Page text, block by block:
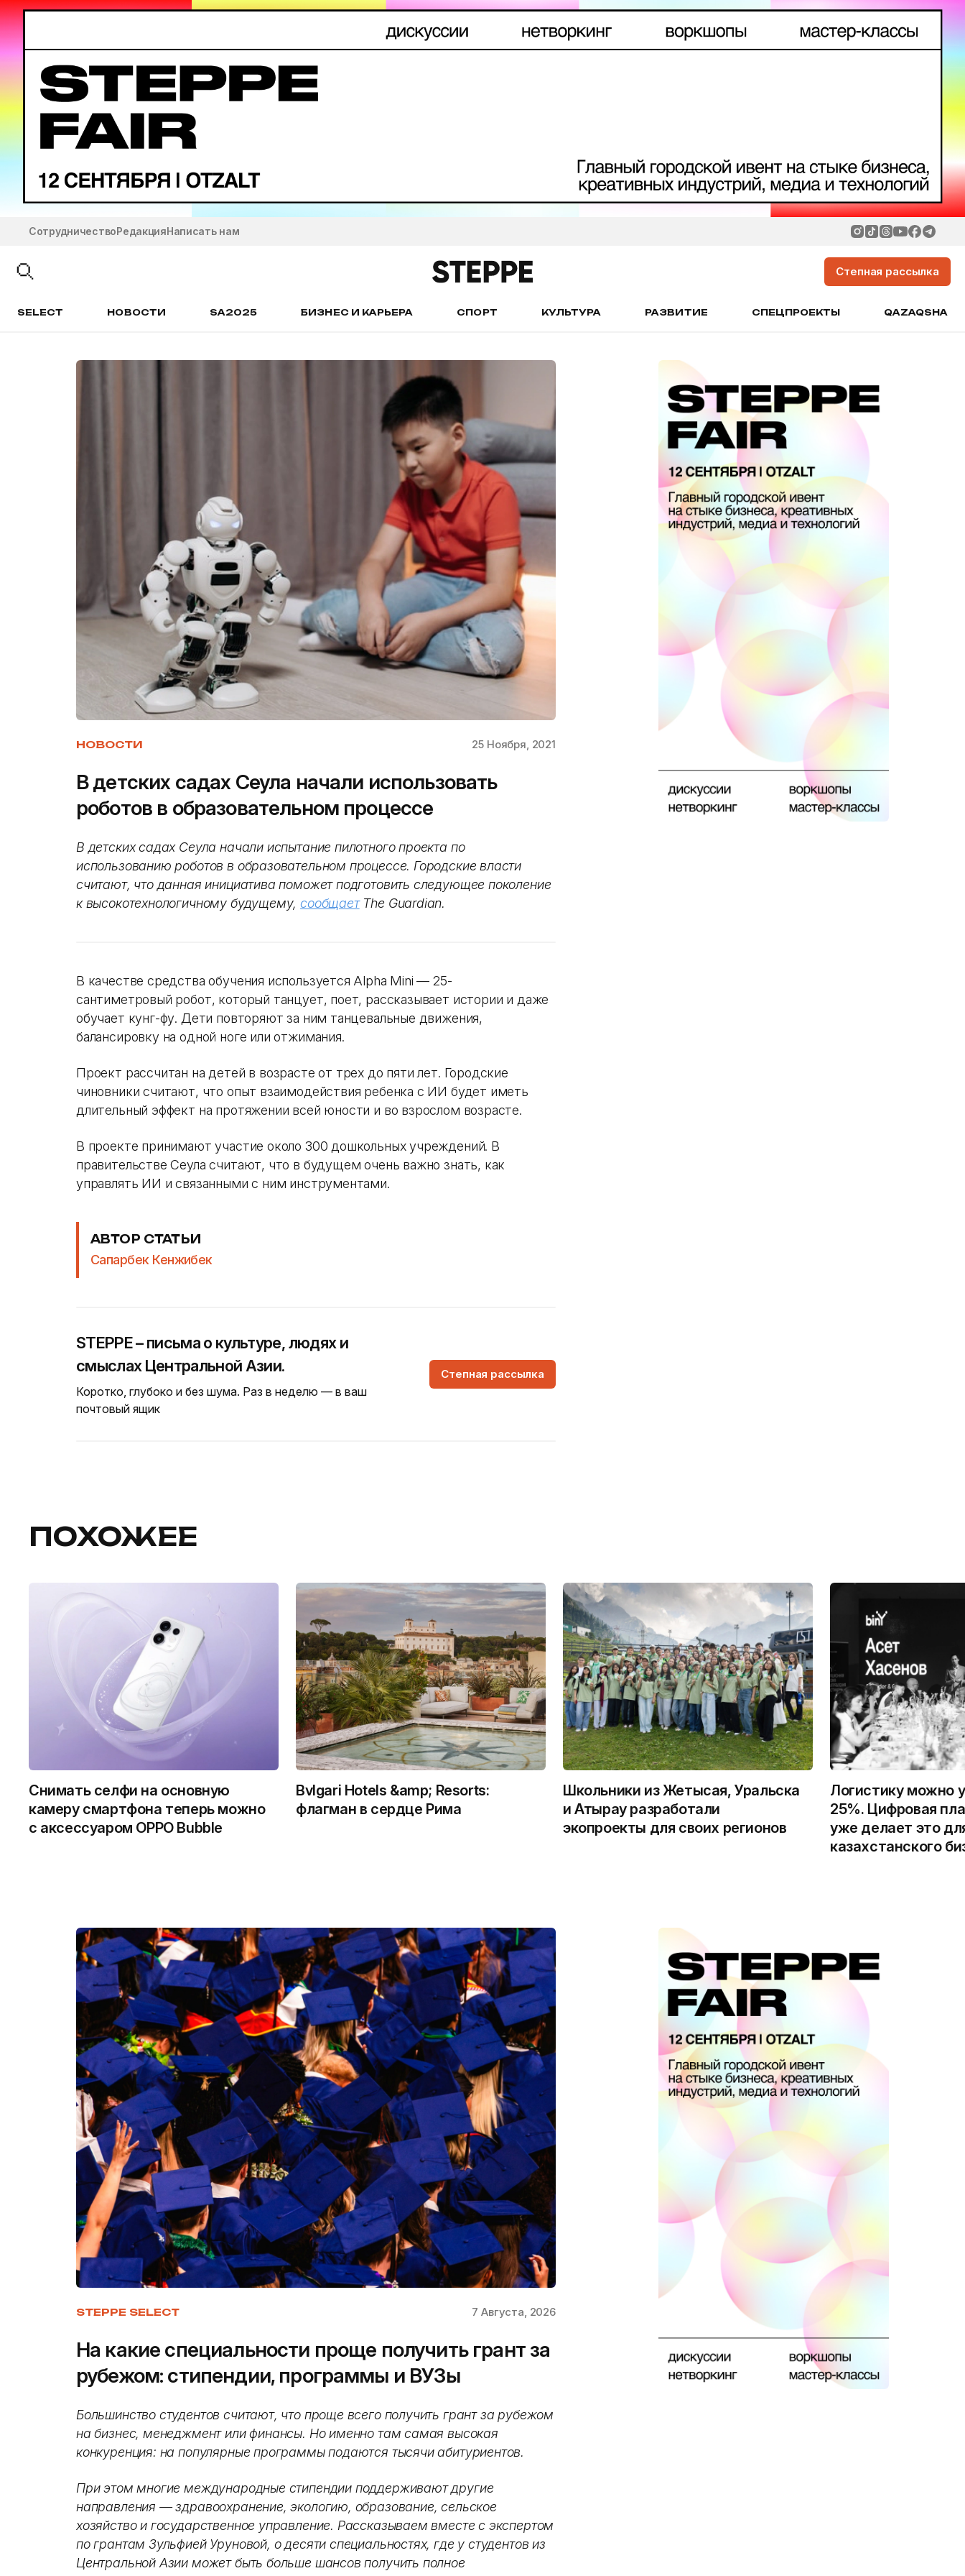
СотрудничествоРедакцияНаписать нам
Степная рассылка
SELECT НОВОСТИ SA2025 БИЗНЕС И КАРЬЕРА СПОРТ КУЛЬТУРА РАЗВИТИЕ СПЕЦПРОЕКТЫ QAZAQSHA
НОВОСТИ 25 Ноября, 2021
В детских садах Сеула начали использовать
роботов в образовательном процессе
В детских садах Сеула начали испытание пилотного проекта по
использованию роботов в образовательном процессе. Городские власти
считают, что данная инициатива поможет подготовить следующее поколение
к высокотехнологичному будущему,сообщаетThe Guardian.
В качестве средства обучения используется Alpha Mini — 25-
сантиметровый робот, который танцует, поет, рассказывает истории и даже
обучает кунг-фу. Дети повторяют за ним танцевальные движения,
балансировку на одной ноге или отжимания.
Проект рассчитан на детей в возрасте от трех до пяти лет. Городские
чиновники считают, что опыт взаимодействия ребенка с ИИ будет иметь
длительный эффект на протяжении всей юности и во взрослом возрасте.
В проекте принимают участие около 300 дошкольных учреждений. В
правительстве Сеула считают, что в будущем очень важно знать, как
управлять ИИ и связанными с ним инструментами.
АВТОР СТАТЬИ
Сапарбек Кенжибек
STEPPE – письма о культуре, людях и
смыслах Центральной Азии.
Коротко, глубоко и без шума. Раз в неделю — в ваш
почтовый ящик
Степная рассылка
ПОХОЖЕЕ
Снимать селфи на основную
камеру смартфона теперь можно
с аксессуаром OPPO Bubble
Bvlgari Hotels &amp; Resorts:
флагман в сердце Рима
Школьники из Жетысая, Уральска
и Атырау разработали
экопроекты для своих регионов
Логистику можно
25%. Цифровая
уже делает это
казахстанского
STEPPE SELECT 7 Августа, 2026
На какие специальности проще получить грант за
рубежом: стипендии, программы и ВУЗы
Большинство студентов считают, что проще всего получить грант за рубежом
на бизнес, менеджмент или финансы. Но именно там самая высокая
конкуренция: на популярные программы подаются тысячи абитуриентов.
При этом многие международные стипендии поддерживают другие
направления — здравоохранение, экологию, образование, сельское
хозяйство и государственное управление. Рассказываем вместе с экспертом
по грантам Зульфией Уруновой, о десяти специальностях, где у студентов из
Центральной Азии может быть больше шансов получить полное